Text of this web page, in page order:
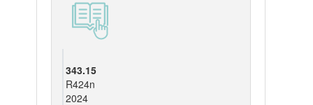
343.15
R424n
2024